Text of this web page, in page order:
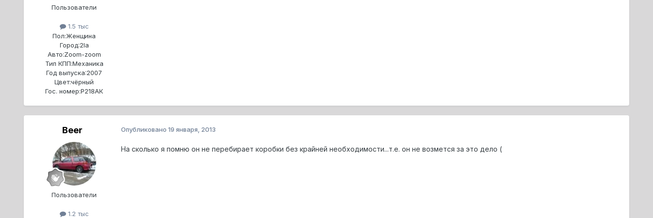
Пользователи
1.5 тыс
Пол:Женщина
Город:2la
Авто:Zoom-zoom
Тип КПП:Механика
Год выпуска:2007
Цвет:чёрный
Гос. номер:Р218АК
Beer
Пользователи
1.2 тыс
Опубликовано 19 января, 2013
На сколько я помню он не перебирает коробки без крайней необходимости...т.е. он не возмется за это дело (